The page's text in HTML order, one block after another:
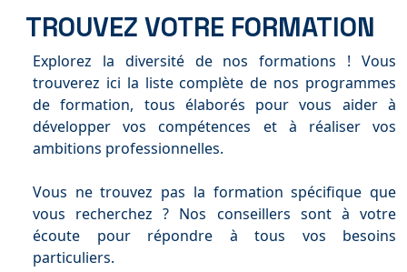
TROUVEZ VOTRE FORMATION
Explorez la diversité de nos formations ! Vous
trouverez ici la liste complète de nos programmes
de formation, tous élaborés pour vous aider à
développer vos compétences et à réaliser vos
ambitions professionnelles.
Vous ne trouvez pas la formation spécifique que
vous recherchez ? Nos conseillers sont à votre
écoute pour répondre à tous vos besoins
particuliers.